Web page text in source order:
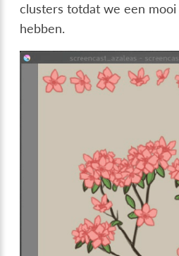
clusters totdat we een
hebben.